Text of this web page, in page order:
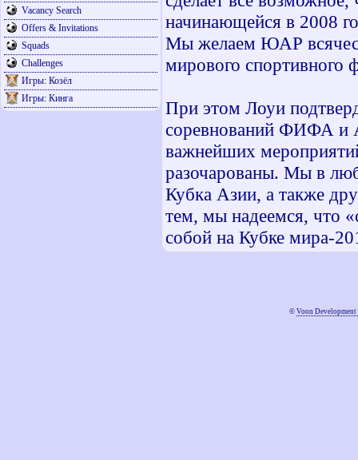
Vacancy Search
Offers & Invitations
Squads
Challenges
Игры: Козёл
Игры: Кинга
начинающейся в 2008
Мы желаем ЮАР
мирового
При этом Лоуи
соревнований ФИФА и
важнейших
разочарованы. Мы в
Кубка Азии, а также
тем, мы надеемся, что
собой на Кубке мира-
© Voon Development